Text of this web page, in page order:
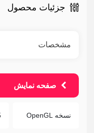
جزئیات محصول
مشخصات
صفحه نمایش
نسخه OpenGL